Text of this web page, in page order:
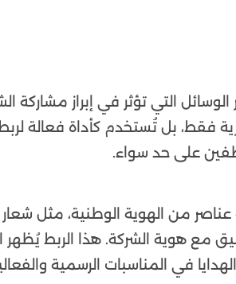
الوسائل التي تؤثر في إبراز مشاركة
فقط، بل تُستخدم كأداة فعالة
على حد سواء.
عناصر من الهوية الوطنية، مثل
مع هوية الشركة. هذا الربط يُظهر
في المناسبات الرسمية